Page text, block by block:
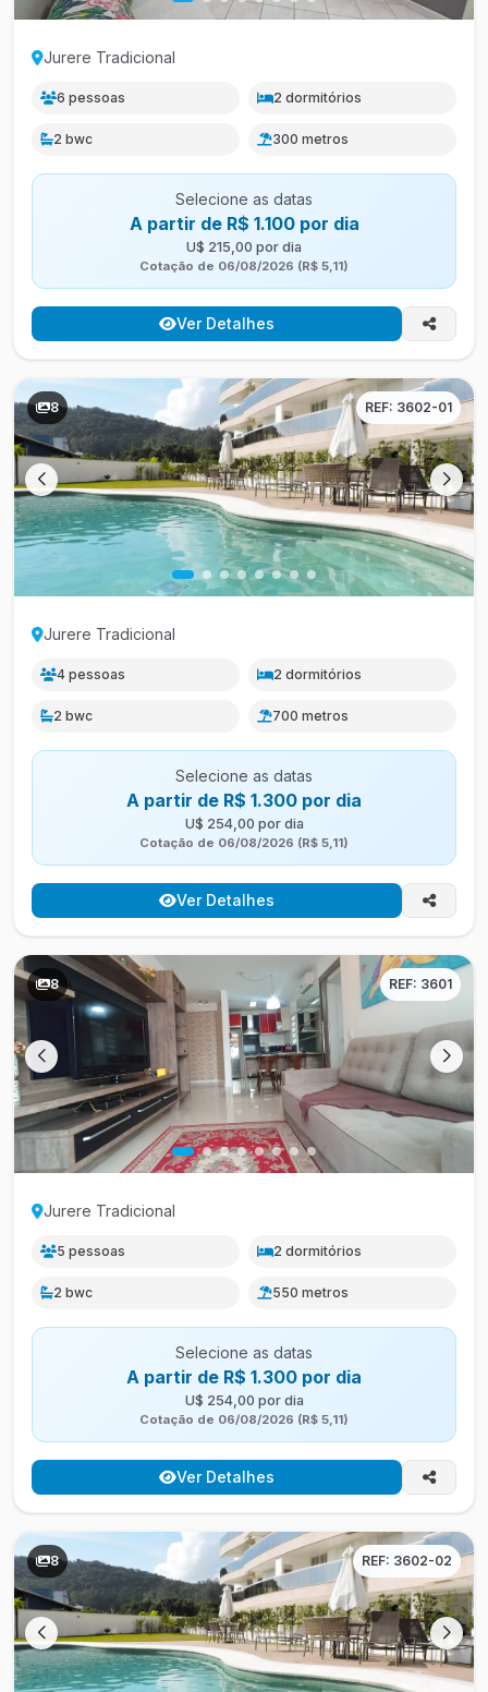
Jurere Tradicional
6 pessoas 2 dormitórios
2 bwc 300 metros
Selecione as datas
A partir de R$ 1.100 por dia
U$ 215,00 por dia
Cotação de 06/08/2026 (R$ 5,11)
Ver Detalhes
REF: 3602-01
8
Jurere Tradicional
4 pessoas 2 dormitórios
2 bwc 700 metros
Selecione as datas
A partir de R$ 1.300 por dia
U$ 254,00 por dia
Cotação de 06/08/2026 (R$ 5,11)
Ver Detalhes
REF: 3601
8
Jurere Tradicional
5 pessoas 2 dormitórios
2 bwc 550 metros
Selecione as datas
A partir de R$ 1.300 por dia
U$ 254,00 por dia
Cotação de 06/08/2026 (R$ 5,11)
Ver Detalhes
REF: 3602-02
8